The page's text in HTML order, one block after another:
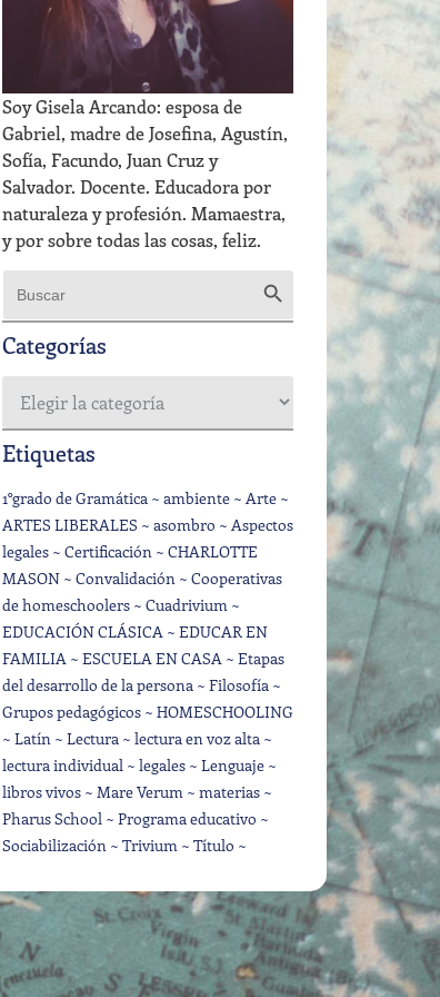
Soy Gisela Arcando: esposa de
Gabriel, madre de Josefina, Agustín,
Sofía, Facundo, Juan Cruz y
Salvador. Docente. Educadora por
naturaleza y profesión. Mamaestra,
y por sobre todas las cosas, feliz.
Buscar:
Botón de búsqueda
Categorías
Etiquetas
1°grado de Gramática ambiente
Arte
ARTES LIBERALES
asombro
Aspectos
legales
Certificación
CHARLOTTE
MASON
Convalidación
Cooperativas
de homeschoolers
Cuadrivium
EDUCACIÓN CLÁSICA
EDUCAR EN
FAMILIA
ESCUELA EN CASA
Etapas
del desarrollo de la persona
Filosofía
Grupos pedagógicos
HOMESCHOOLING
Latín
Lectura
lectura en voz alta
lectura individual
legales
Lenguaje
libros vivos
Mare Verum
materias
Pharus School
Programa educativo
Sociabilización
Trivium Título